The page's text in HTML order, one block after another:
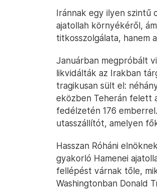
Iránnak egy ilyen szintű
ajatollah környékéről,
titkosszolgálata, hanem
Januárban megpróbált
likvidálták az Irakban
tragikusan sült el:
eközben Teherán felett
fedélzetén 176
utasszállítót, amelyen
Hasszan Róháni
gyakorló Hamenei
fellépést várnak tőle,
Washingtonban Donald